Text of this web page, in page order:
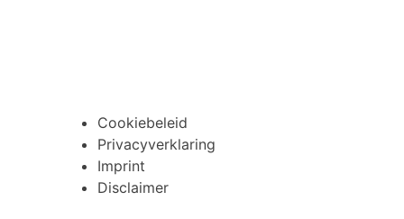
Cookiebeleid
Privacyverklaring
Imprint
Disclaimer